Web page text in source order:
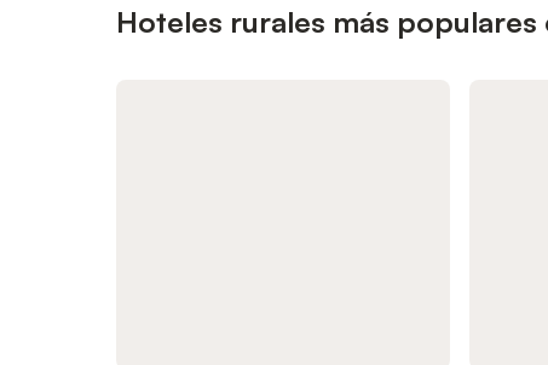
Hoteles rurales más populares